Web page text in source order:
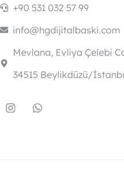
+90 531 032 57 99
info@hgdijitalbaski.com
Mevlana, Evliya Çelebi
34515 Beylikdüzü/